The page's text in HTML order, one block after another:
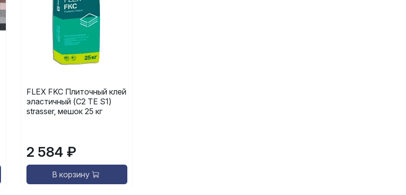
FLEX FKC Плиточный клей
эластичный (C2 TE S1)
strasser, мешок 25 кг
2 584 ₽
В корзину